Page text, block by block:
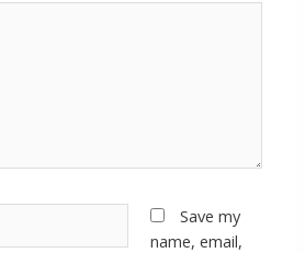
Save my
name, email,